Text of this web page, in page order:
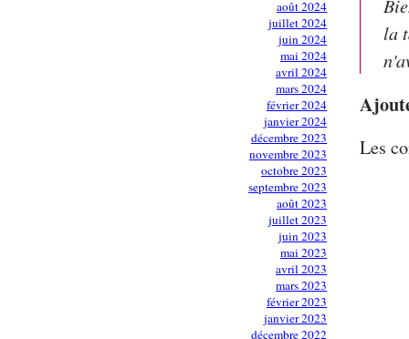
août 2024
juillet 2024
juin 2024
mai 2024
avril 2024
mars 2024
février 2024
janvier 2024
décembre 2023
novembre 2023
octobre 2023
septembre 2023
août 2023
juillet 2023
juin 2023
mai 2023
avril 2023
mars 2023
février 2023
janvier 2023
décembre 2022
la
Les